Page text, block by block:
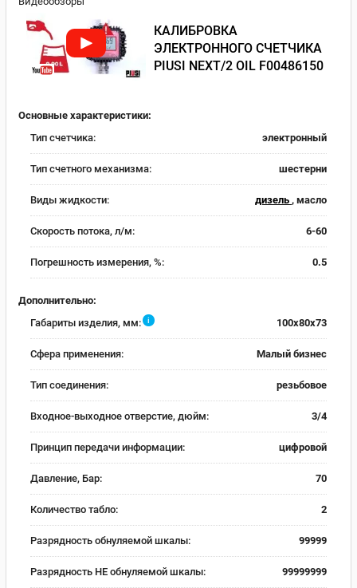
КАЛИБРОВКА
ЭЛЕКТРОННОГО СЧЕТЧИКА
PIUSI NEXT/2 OIL F00486150
Основные характеристики:
Тип счетчика:
электронный
Тип счетного механизма: шестерни
Виды жидкости: дизель , масло
Скорость потока, л/м: 6-60
Погрешность измерения, %: 0.5
Дополнительно:
Габариты изделия, мм:
i 100x80x73
Сфера применения: Малый бизнес
Тип соединения: резьбовое
Входное-выходное отверстие, дюйм: 3/4
Принцип передачи информации: цифровой
Давление, Бар: 70
Количество табло: 2
Разрядность обнуляемой шкалы: 99999
Разрядность НЕ обнуляемой шкалы: 99999999